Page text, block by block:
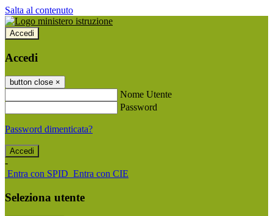
Salta al contenuto
Accedi
Accedi
button close ×
Nome Utente
Password
Password dimenticata?
-
Entra con SPID Entra con CIE
Seleziona utente